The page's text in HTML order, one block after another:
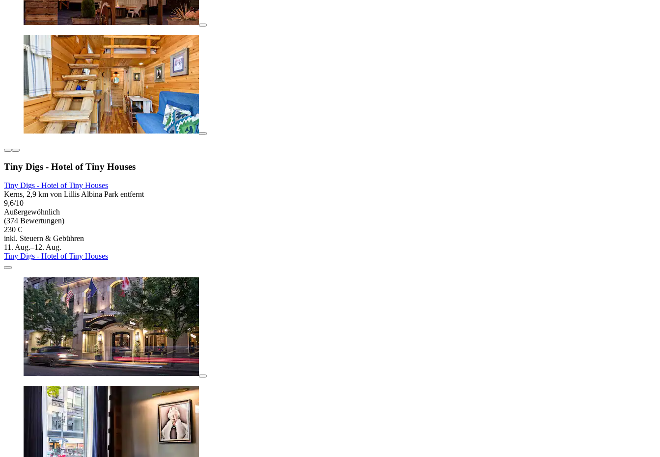
Tiny Digs - Hotel of Tiny Houses
Tiny Digs - Hotel of Tiny Houses
Kerns, 2,9 km von Lillis Albina Park entfernt
9,6/10
Außergewöhnlich
(374 Bewertungen)
230 €
inkl. Steuern & Gebühren
11. Aug.–12. Aug.
Tiny Digs - Hotel of Tiny Houses